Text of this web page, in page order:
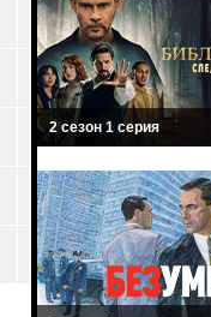
2 сезон 1 серия